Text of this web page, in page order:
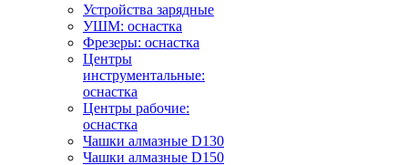
Устройства зарядные
УШМ: оснастка
Фрезеры: оснастка
Центры
инструментальные:
оснастка
Центры рабочие:
оснастка
Чашки алмазные D130
Чашки алмазные D150